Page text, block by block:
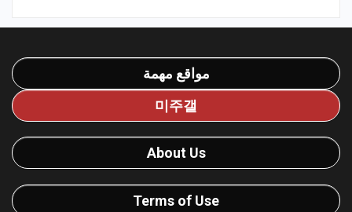
مواقع مهمة
미주갤
About Us
Terms of Use